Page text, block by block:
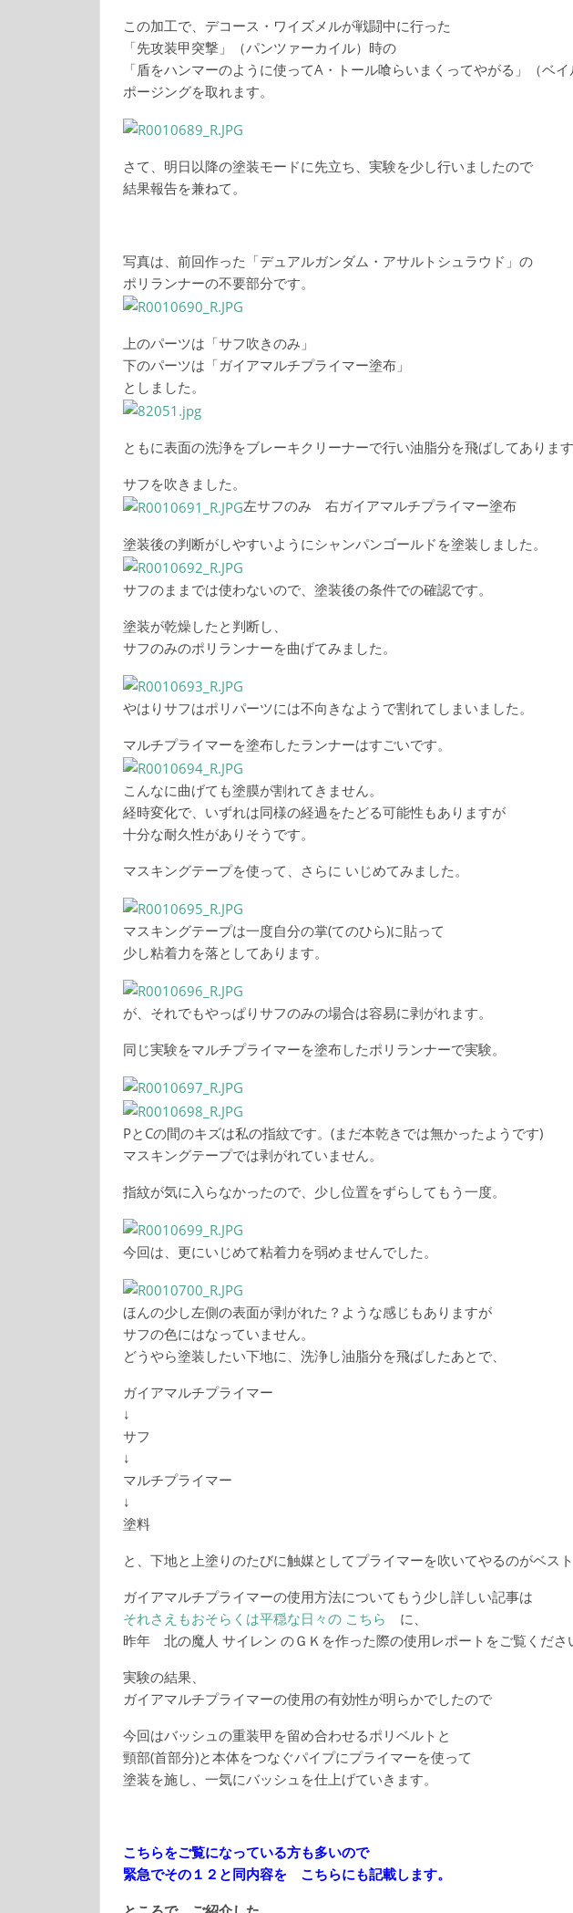
この加工で、デコース・ワイズメルが戦闘中に行った
「先攻装甲突撃」（パンツァーカイル）時の
「盾をハンマーのように使ってA・トール喰らいまくってやがる」（ベ
ポージングを取れます。
さて、明日以降の塗装モードに先立ち、実験を少し行いましたので
結果報告を兼ねて。
写真は、前回作った「デュアルガンダム・アサルトシュラウド」の
ポリランナーの不要部分です。
上のパーツは「サフ吹きのみ」
下のパーツは「ガイアマルチプライマー塗布」
としました。
ともに表面の洗浄をブレーキクリーナーで行い油脂分を飛ばしてあります
サフを吹きました。
左サフのみ 右ガイアマルチプライマー塗布
塗装後の判断がしやすいようにシャンパンゴールドを塗装しました。
サフのままでは使わないので、塗装後の条件での確認です。
塗装が乾燥したと判断し、
サフのみのポリランナーを曲げてみました。
やはりサフはポリパーツには不向きなようで割れてしまいました。
マルチプライマーを塗布したランナーはすごいです。
こんなに曲げても塗膜が割れてきません。
経時変化で、いずれは同様の経過をたどる可能性もありますが
十分な耐久性がありそうです。
マスキングテープを使って、さらに いじめてみました。
マスキングテープは一度自分の掌(てのひら)に貼って
少し粘着力を落としてあります。
が、それでもやっぱりサフのみの場合は容易に剥がれます。
同じ実験をマルチプライマーを塗布したポリランナーで実験。
PとCの間のキズは私の指紋です。(まだ本乾きでは無かったようです)
マスキングテープでは剥がれていません。
指紋が気に入らなかったので、少し位置をずらしてもう一度。
今回は、更にいじめて粘着力を弱めませんでした。
ほんの少し左側の表面が剥がれた？ような感じもありますが
サフの色にはなっていません。
どうやら塗装したい下地に、洗浄し油脂分を飛ばしたあとで、
ガイアマルチプライマー
↓
サフ
↓
マルチプライマー
↓
塗料
と、下地と上塗りのたびに触媒としてプライマーを吹いてやるのがベスト
ガイアマルチプライマーの使用方法についてもう少し詳しい記事は
それさえもおそらくは平穏な日々の こちら に、
昨年 北の魔人 サイレン のＧＫを作った際の使用レポートをご覧くださ
実験の結果、
ガイアマルチプライマーの使用の有効性が明らかでしたので
今回はバッシュの重装甲を留め合わせるポリベルトと
頸部(首部分)と本体をつなぐパイプにプライマーを使って
塗装を施し、一気にバッシュを仕上げていきます。
こちらをご覧になっている方も多いので
緊急でその１２と同内容を こちらにも記載します。